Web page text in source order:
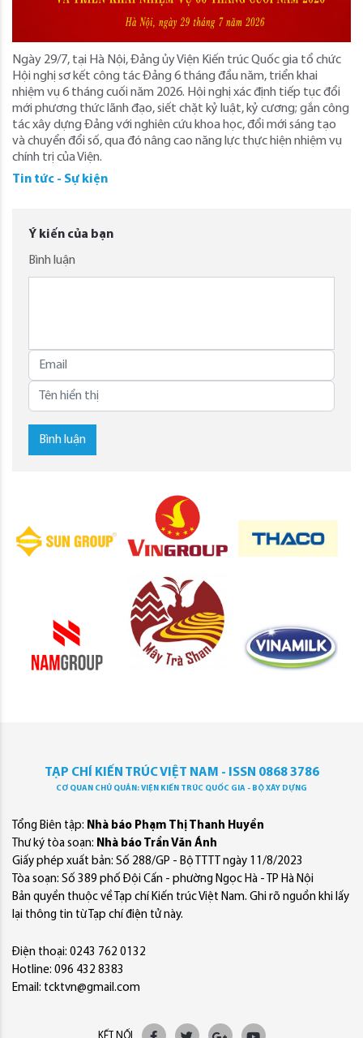
Ngày 29/7, tại Hà Nội, Đảng ủy Viện Kiến trúc Quốc gia tổ chức
Hội nghị sơ kết công tác Đảng 6 tháng đầu năm, triển khai
nhiệm vụ 6 tháng cuối năm 2026. Hội nghị xác định tiếp tục đổi
mới phương thức lãnh đạo, siết chặt kỷ luật, kỷ cương; gắn công
tác xây dựng Đảng với nghiên cứu khoa học, đổi mới sáng tạo
và chuyển đổi số, qua đó nâng cao năng lực thực hiện nhiệm vụ
chính trị của Viện.
Tin tức - Sự kiện
Ý kiến của bạn
Bình luận
Bình luận
TẠP CHÍ KIẾN TRÚC VIỆT NAM - ISSN 0868 3786
CƠ QUAN CHỦ QUẢN: VIỆN KIẾN TRÚC QUỐC GIA - BỘ XÂY DỰNG
Tổng Biên tập: Nhà báo Phạm Thị Thanh Huyền
Thư ký tòa soạn: Nhà báo Trần Văn Ánh
Giấy phép xuất bản: Số 288/GP - Bộ TTTT ngày 11/8/2023
Tòa soạn: Số 389 phố Đội Cấn - phường Ngọc Hà - TP Hà Nội
Bản quyền thuộc về Tạp chí Kiến trúc Việt Nam. Ghi rõ nguồn khi lấy
lại thông tin từ Tạp chí điện tử này.
Điện thoại: 0243 762 0132
Hotline: 096 432 8383
Email: tcktvn@gmail.com
KẾT NỐI